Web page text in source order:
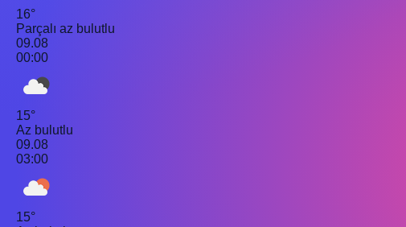
16°
Parçalı az bulutlu
09.08
00:00
15°
Az bulutlu
09.08
03:00
15°